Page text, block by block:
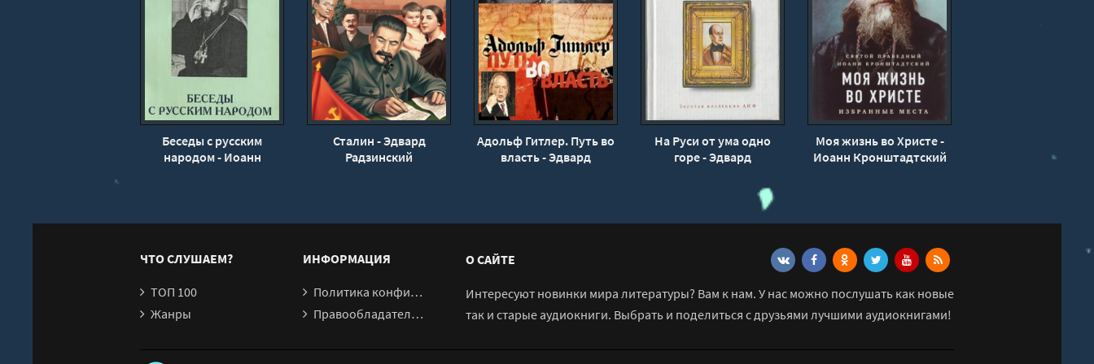
Беседы с русским
народом - Иоанн
Сталин - Эдвард
Радзинский
Адольф Гитлер. Путь во
власть - Эдвард
На Руси от ума одно
горе - Эдвард
Моя жизнь во Христе -
Иоанн Кронштадтский
ЧТО СЛУШАЕМ?
ТОП 100
Жанры
ИНФОРМАЦИЯ
Политика конфиденциальности
Правообладателям
О САЙТЕ
Интересуют новинки мира литературы? Вам к нам. У нас можно послушать как новые
так и старые аудиокниги. Выбрать и поделиться с друзьями лучшими аудиокнигами!